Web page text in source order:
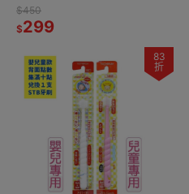
$450
$299
83
折